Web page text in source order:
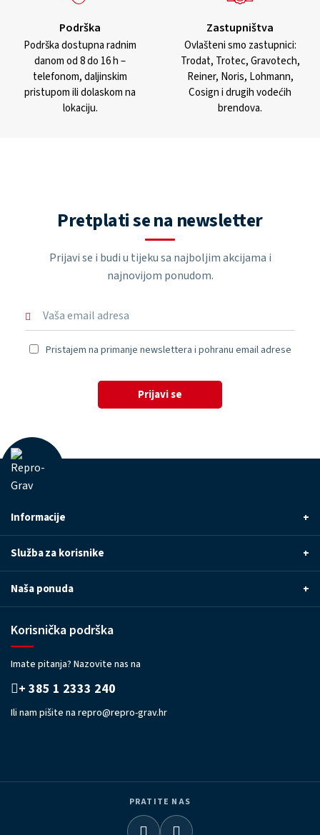
Podrška
Podrška dostupna radnim
danom od 8 do 16 h –
telefonom, daljinskim
pristupom ili dolaskom na
lokaciju.
Zastupništva
Ovlašteni smo zastupnici:
Trodat, Trotec, Gravotech,
Reiner, Noris, Lohmann,
Cosign i drugih vodećih
brendova.
Pretplati se na newsletter
Prijavi se i budi u tijeku sa najboljim akcijama i
najnovijom ponudom.
Pristajem na primanje newslettera i pohranu email adrese
Prijavi se
Informacije +
Služba za korisnike +
Naša ponuda +
Korisnička podrška
Imate pitanja? Nazovite nas na
+ 385 1 2333 240
Ili nam pišite na repro@repro-grav.hr
PRATITE NAS